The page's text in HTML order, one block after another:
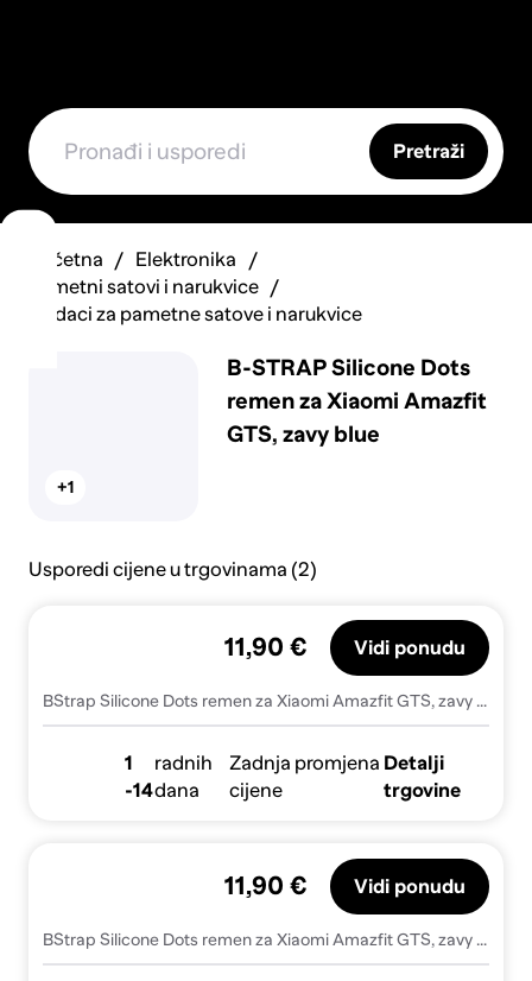
Pretraži
Početna
Elektronika
Pametni satovi i narukvice
Dodaci za pametne satove i narukvice
+1
B-STRAP Silicone Dots
remen za Xiaomi Amazfit
GTS, zavy blue
Usporedi cijene u trgovinama (2)
BStrap Silicone Dots remen za Xiaomi Amazfit GTS, zavy blue
11,90 € Vidi ponudu
1
-14
radnih
dana
Zadnja promjena
cijene
Detalji
trgovine
BStrap Silicone Dots remen za Xiaomi Amazfit GTS, zavy blue (SSG013C0704)
11,90 € Vidi ponudu